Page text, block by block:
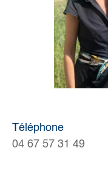
Téléphone
04 67 57 31 49